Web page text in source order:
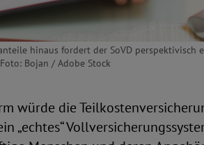
hinaus fordert der SoVD
Bojan / Adobe Stock
würde die
„echtes“